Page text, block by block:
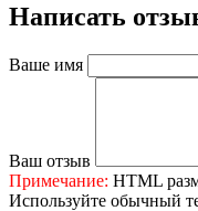
Написать
Ваше имя
Ваш отзыв
Примечание: HTML
Используйте обычный